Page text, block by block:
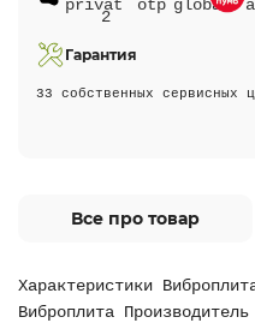
Гарантия
33 собственных сервисных
Все про товар
Характеристики
Виброплита